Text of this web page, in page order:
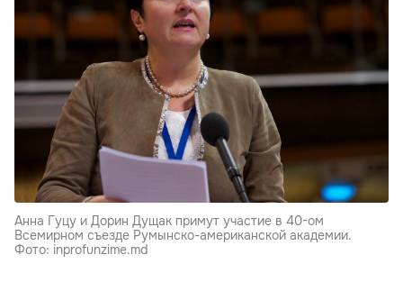
Анна Гуцу и Дорин Дущак примут участие в 40-ом
Всемирном съезде Румынско-американской академии.
Фото: inprofunzime.md